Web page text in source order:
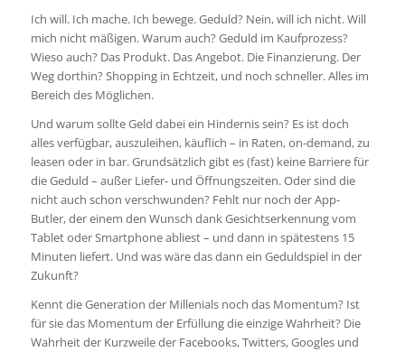
Ich will. Ich mache. Ich bewege. Geduld? Nein, will ich nicht. Will
mich nicht mäßigen. Warum auch? Geduld im Kaufprozess?
Wieso auch? Das Produkt. Das Angebot. Die Finanzierung. Der
Weg dorthin? Shopping in Echtzeit, und noch schneller. Alles im
Bereich des Möglichen.
Und warum sollte Geld dabei ein Hindernis sein? Es ist doch
alles verfügbar, auszuleihen, käuflich – in Raten, on-demand, zu
leasen oder in bar. Grundsätzlich gibt es (fast) keine Barriere für
die Geduld – außer Liefer- und Öffnungszeiten. Oder sind die
nicht auch schon verschwunden? Fehlt nur noch der App-
Butler, der einem den Wunsch dank Gesichtserkennung vom
Tablet oder Smartphone abliest – und dann in spätestens 15
Minuten liefert. Und was wäre das dann ein Geduldspiel in der
Zukunft?
Kennt die Generation der Millenials noch das Momentum? Ist
für sie das Momentum der Erfüllung die einzige Wahrheit? Die
Wahrheit der Kurzweile der Facebooks, Twitters, Googles und